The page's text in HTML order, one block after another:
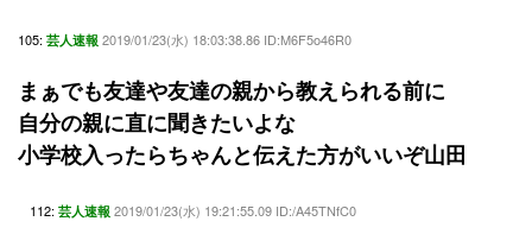
105: 芸人速報 2019/01/23(水) 18:03:38.86 ID:M6F5o46R0
まぁでも友達や友達の親から教えられる前に
自分の親に直に聞きたいよな
小学校入ったらちゃんと伝えた方がいいぞ山田
112: 芸人速報 2019/01/23(水) 19:21:55.09 ID:/A45TNfC0